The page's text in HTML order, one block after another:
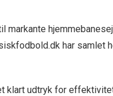
markante
har samlet
klart udtryk for